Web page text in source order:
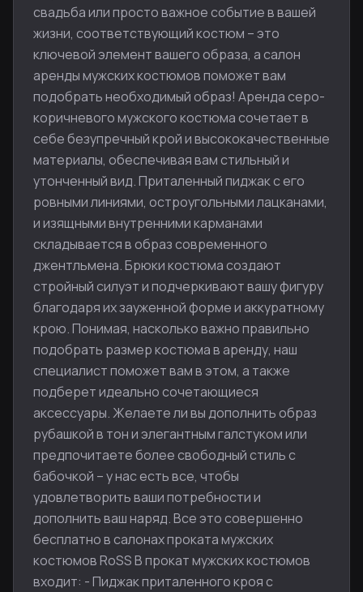
свадьба или просто важное событие в вашей
жизни, соответствующий костюм – это
ключевой элемент вашего образа, а салон
аренды мужских костюмов поможет вам
подобрать необходимый образ! Аренда серо-
коричневого мужского костюма сочетает в
себе безупречный крой и высококачественные
материалы, обеспечивая вам стильный и
утонченный вид. Приталенный пиджак с его
ровными линиями, остроугольными лацканами,
и изящными внутренними карманами
складывается в образ современного
джентльмена. Брюки костюма создают
стройный силуэт и подчеркивают вашу фигуру
благодаря их зауженной форме и аккуратному
крою. Понимая, насколько важно правильно
подобрать размер костюма в аренду, наш
специалист поможет вам в этом, а также
подберет идеально сочетающиеся
аксессуары. Желаете ли вы дополнить образ
рубашкой в тон и элегантным галстуком или
предпочитаете более свободный стиль с
бабочкой – у нас есть все, чтобы
удовлетворить ваши потребности и
дополнить ваш наряд. Все это совершенно
бесплатно в салонах проката мужских
костюмов RoSS В прокат мужских костюмов
входит: - Пиджак приталенного кроя с